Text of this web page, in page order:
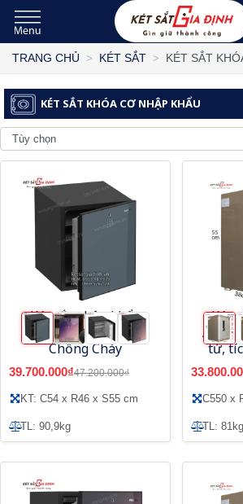
TRANG CHỦ KÉT SẮT KÉT SẮT
KÉT SẮT KHÓA CƠ NHẬP KHẨU
Két sắt nhập khẩu
Philips SBX501-5CO
Chống Cháy
39.700.000₫47.200.000₫
KT: C54 x R46 x S55 cm
TL: 90,9kg
Két
tử,
C550 x
TL: 81kg